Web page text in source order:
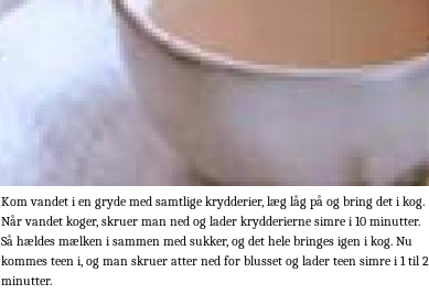
Kom vandet i en gryde med samtlige krydderier, læg låg på og bring det i kog.
Når vandet koger, skruer man ned og lader krydderierne simre i 10 minutter.
Så hældes mælken i sammen med sukker, og det hele bringes igen i kog. Nu
kommes teen i, og man skruer atter ned for blusset og lader teen simre i 1 til 2
minutter.